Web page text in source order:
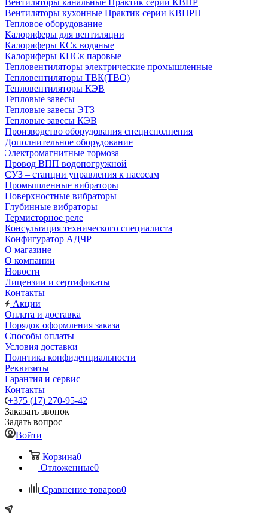
Вентиляторы канальные Практик серии КВПР
Вентиляторы кухонные Практик серии КВПРП
Тепловое оборудование
Калориферы для вентиляции
Калориферы КСк водяные
Калориферы КПСк паровые
Тепловентиляторы электрические промышленные
Тепловентиляторы ТВК(ТВО)
Тепловентиляторы КЭВ
Тепловые завесы
Тепловые завесы ЭТЗ
Тепловые завесы КЭВ
Производство оборудования специсполнения
Дополнительное оборудование
Электромагнитные тормоза
Провод ВПП водопогружной
СУЗ – станции управления к насосам
Промышленные вибраторы
Поверхностные вибраторы
Глубинные вибраторы
Термисторное реле
Консультация технического специалиста
Конфигуратор АДЧР
О магазине
О компании
Новости
Лицензии и сертификаты
Контакты
Акции
Оплата и доставка
Порядок оформления заказа
Способы оплаты
Условия доставки
Политика конфиденциальности
Реквизиты
Гарантия и сервис
Контакты
+375 (17) 270-95-42
Заказать звонок
Задать вопрос
Войти
Корзина0
Отложенные0
Сравнение товаров0